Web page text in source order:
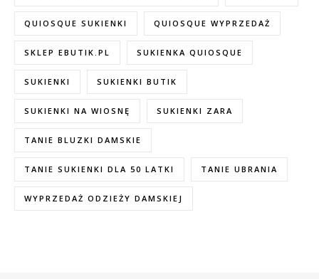
QUIOSQUE SUKIENKI QUIOSQUE WYPRZEDAŻ
SKLEP EBUTIK.PL SUKIENKA QUIOSQUE
SUKIENKI SUKIENKI BUTIK
SUKIENKI NA WIOSNĘ SUKIENKI ZARA
TANIE BLUZKI DAMSKIE
TANIE SUKIENKI DLA 50 LATKI TANIE UBRANIA
WYPRZEDAŻ ODZIEŻY DAMSKIEJ